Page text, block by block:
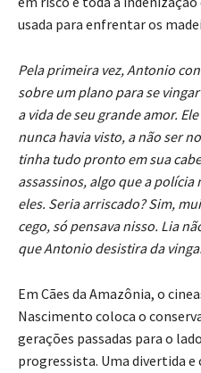
usada para enfrentar os
Pela primeira vez, Antonio
sobre um plano para se
a vida de seu grande amor.
nunca havia visto, a não ser
tinha tudo pronto em sua
assassinos, algo que a polícia
eles. Seria arriscado? Sim,
cego, só pensava nisso. Lia
que Antonio desistira da
Em Cães da Amazônia, o
Nascimento coloca o
gerações passadas para o
progressista. Uma divertida